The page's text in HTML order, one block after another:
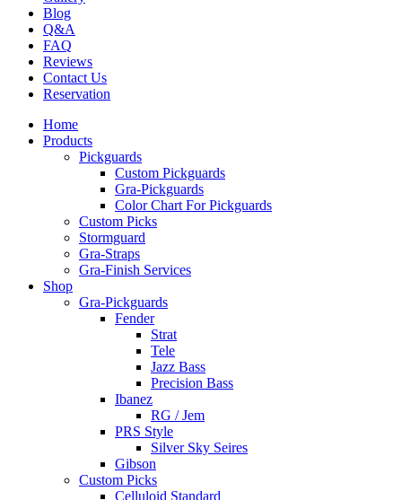
Blog
Q&A
FAQ
Reviews
Contact Us
Reservation
Home
Products
Pickguards
Custom Pickguards
Gra-Pickguards
Color Chart For Pickguards
Custom Picks
Stormguard
Gra-Straps
Gra-Finish Services
Shop
Gra-Pickguards
Fender
Strat
Tele
Jazz Bass
Precision Bass
Ibanez
RG / Jem
PRS Style
Silver Sky Seires
Gibson
Custom Picks
Celluloid Standard